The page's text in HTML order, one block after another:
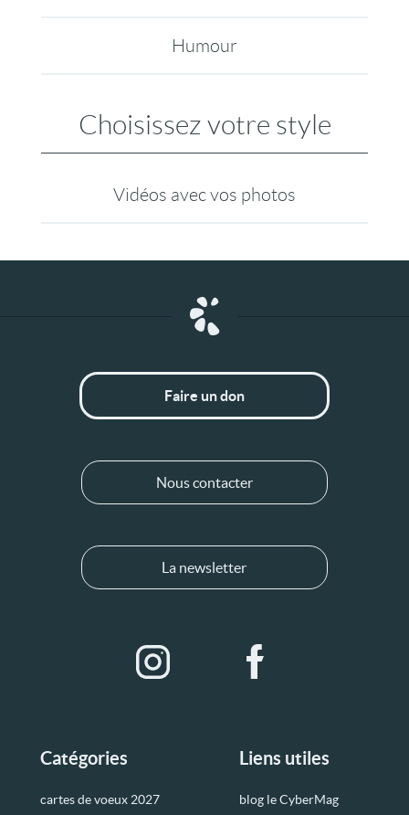
Humour
Choisissez votre style
Vidéos avec vos photos
Catégories
cartes de voeux 2027
Liens utiles
blog le CyberMag
Faire un don
Nous contacter
La newsletter